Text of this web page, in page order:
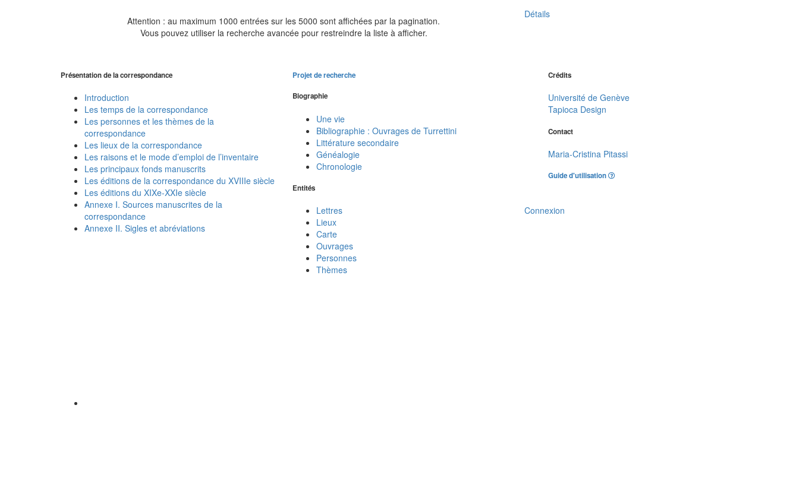
Attention : au maximum 1000 entrées sur les 5000 sont affichées par la pagination.
Vous pouvez utiliser la recherche avancée pour restreindre la liste à afficher.
Détails
Présentation de la correspondance
Introduction
Les temps de la correspondance
Les personnes et les thèmes de la
correspondance
Les lieux de la correspondance
Les raisons et le mode d’emploi de l’inventaire
Les principaux fonds manuscrits
Les éditions de la correspondance du XVIIIe siècle
Les éditions du XIXe-XXIe siècle
Annexe I. Sources manuscrites de la
correspondance
Annexe II. Sigles et abréviations
Projet de recherche
Biographie
Une vie
Bibliographie : Ouvrages de Turrettini
Littérature secondaire
Généalogie
Chronologie
Entités
Lettres
Lieux
Carte
Ouvrages
Personnes
Thèmes
Crédits
Université de Genève
Tapioca Design
Contact
Maria-Cristina Pitassi
Guide d'utilisation
Connexion